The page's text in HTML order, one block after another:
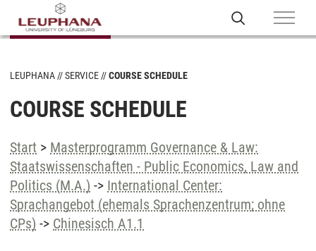
LEUPHANA SERVICE COURSE SCHEDULE
COURSE SCHEDULE
Start > Masterprogramm Governance & Law:
Staatswissenschaften - Public Economics, Law and
Politics (M.A.) -> International Center:
Sprachangebot (ehemals Sprachenzentrum; ohne
CPs) -> Chinesisch A1.1